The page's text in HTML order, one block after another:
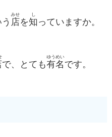
店
みせ
を知
し
っていますか。
で、とても有名
ゆうめい
です。